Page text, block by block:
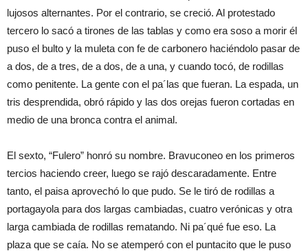
lujosos alternantes. Por el contrario, se creció. Al protestado
tercero lo sacó a tirones de las tablas y como era soso a morir él
puso el bulto y la muleta con fe de carbonero haciéndolo pasar de
a dos, de a tres, de a dos, de a una, y cuando tocó, de rodillas
como penitente. La gente con el pa´las que fueran. La espada, un
tris desprendida, obró rápido y las dos orejas fueron cortadas en
medio de una bronca contra el animal.
El sexto, “Fulero” honró su nombre. Bravuconeo en los primeros
tercios haciendo creer, luego se rajó descaradamente. Entre
tanto, el paisa aprovechó lo que pudo. Se le tiró de rodillas a
portagayola para dos largas cambiadas, cuatro verónicas y otra
larga cambiada de rodillas rematando. Ni pa´qué fue eso. La
plaza que se caía. No se atemperó con el puntacito que le puso